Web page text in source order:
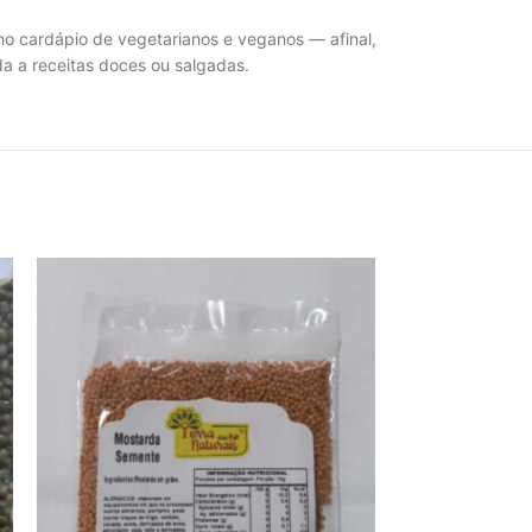
cardápio de vegetarianos e veganos — afinal,
a receitas doces ou salgadas.